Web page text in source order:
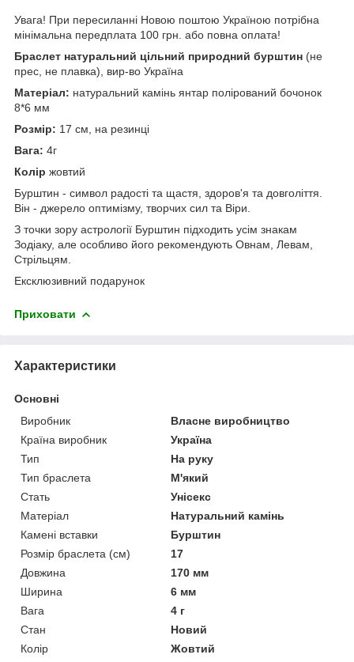
Увага! При пересиланні Новою поштою Україною потрібна
мінімальна передплата 100 грн. або повна оплата!
Браслет натуральний цільний природний бурштин (не
прес, не плавка), вир-во Україна
Матеріал: натуральний камінь янтар полірований бочонок
8*6 мм
Розмір: 17 см, на резинці
Вага: 4г
Колір жовтий
Бурштин - символ радості та щастя, здоров'я та довголіття.
Він - джерело оптимізму, творчих сил та Віри.
З точки зору астрології Бурштин підходить усім знакам
Зодіаку, але особливо його рекомендують Овнам, Левам,
Стрільцям.
Ексклюзивний подарунок
Приховати
Характеристики
Основні
Виробник
Власне виробництво
Країна виробник
Україна
Тип
На руку
Тип браслета
М'який
Стать
Унісекс
Матеріал
Натуральний камінь
Камені вставки
Бурштин
Розмір браслета (см)
17
Довжина
170 мм
Ширина
6 мм
Вага
4 г
Стан
Новий
Колір
Жовтий